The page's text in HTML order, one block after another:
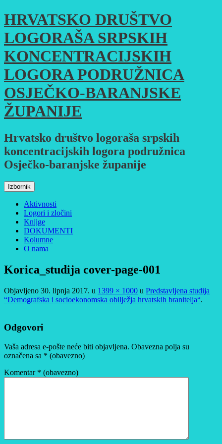
Skoči
do
sadržaja
HRVATSKO DRUŠTVO
LOGORAŠA SRPSKIH
KONCENTRACIJSKIH
LOGORA PODRUŽNICA
OSJEČKO-BARANJSKE
ŽUPANIJE
Hrvatsko društvo logoraša srpskih
koncentracijskih logora podružnica
Osječko-baranjske županije
Izbornik
Aktivnosti
Logori i zločini
Knjige
DOKUMENTI
Kolumne
O nama
Korica_studija cover-page-001
Objavljeno 30. lipnja 2017. u 1399 × 1000 u Predstavljena studija
“Demografska i socioekonomska obilježja hrvatskih branitelja“.
Odgovori
Vaša adresa e-pošte neće biti objavljena. Obavezna polja su
označena sa * (obavezno)
Komentar * (obavezno)